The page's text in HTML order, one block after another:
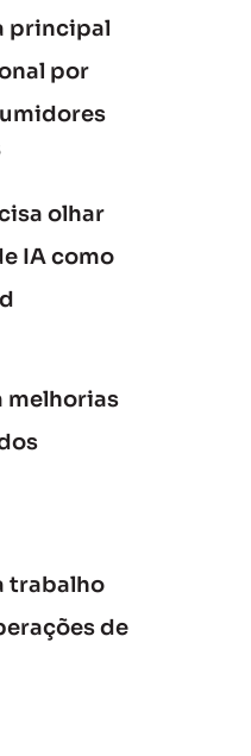
principal
por
olhar
IA como
melhorias
trabalho
de